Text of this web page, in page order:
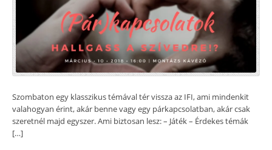
Szombaton egy klasszikus témával tér vissza az IFI, ami mindenkit
valahogyan érint, akár benne vagy egy párkapcsolatban, akár csak
szeretnél majd egyszer. Ami biztosan lesz: – Játék – Érdekes témák
[…]